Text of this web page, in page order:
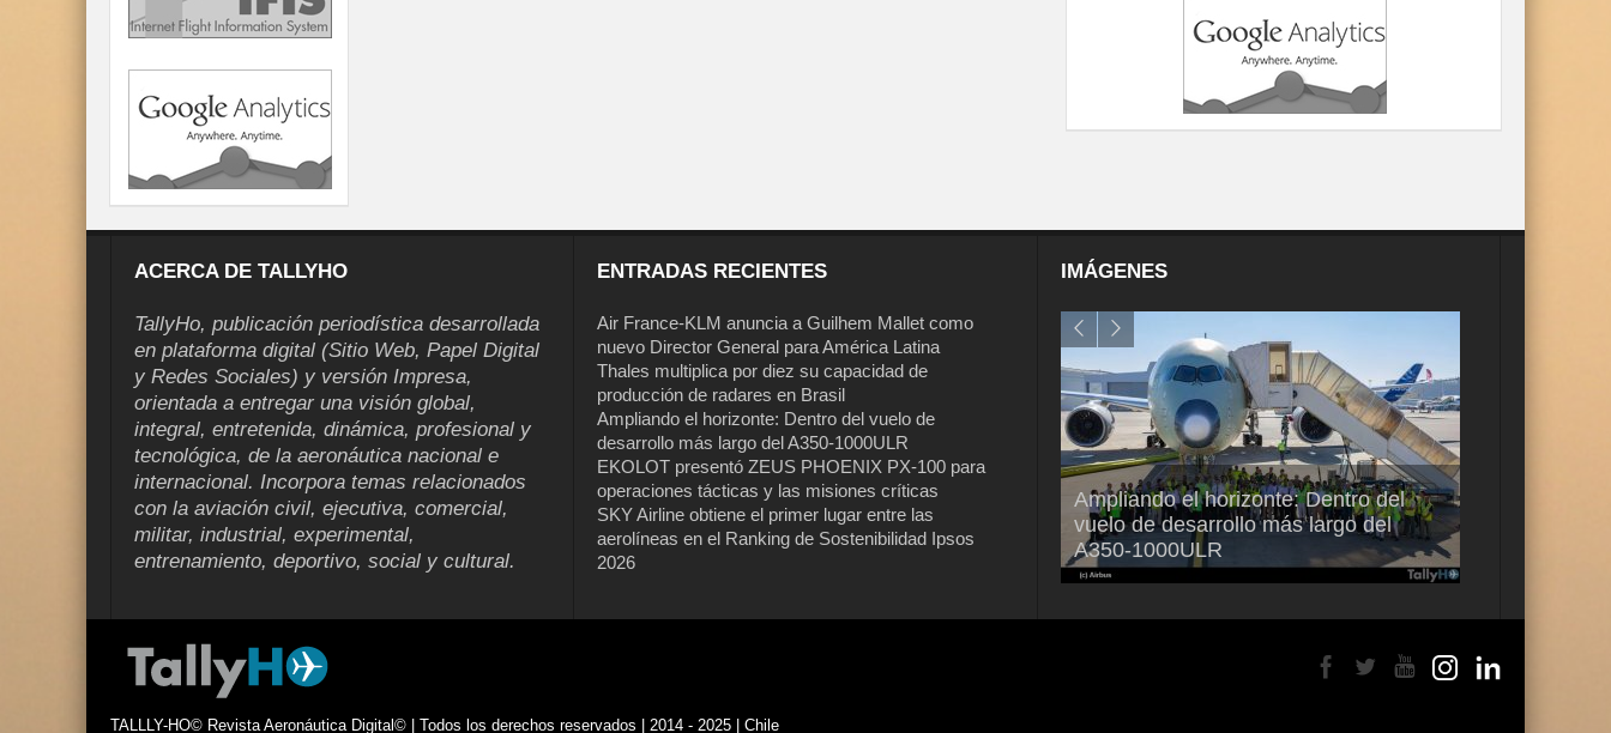
ACERCA DE TALLYHO
TallyHo, publicación periodística desarrollada
en plataforma digital (Sitio Web, Papel Digital
y Redes Sociales) y versión Impresa,
orientada a entregar una visión global,
integral, entretenida, dinámica, profesional y
tecnológica, de la aeronáutica nacional e
internacional. Incorpora temas relacionados
con la aviación civil, ejecutiva, comercial,
militar, industrial, experimental,
entrenamiento, deportivo, social y cultural.
ENTRADAS RECIENTES
Air France-KLM anuncia a Guilhem Mallet como
nuevo Director General para América Latina
Thales multiplica por diez su capacidad de
producción de radares en Brasil
Ampliando el horizonte: Dentro del vuelo de
desarrollo más largo del A350-1000ULR
EKOLOT presentó ZEUS PHOENIX PX-100 para
operaciones tácticas y las misiones críticas
SKY Airline obtiene el primer lugar entre las
aerolíneas en el Ranking de Sostenibilidad Ipsos
2026
IMÁGENES
Air France-KLM anuncia a Guilhem
Mallet como nuevo Director General
para América Latina
Thales multiplica por diez su
capacidad de producción de radares
en Brasil
Ampliando el horizonte: Dentro del
vuelo de desarrollo más largo del
A350-1000ULR
TALLLY-HO© Revista Aeronáutica Digital© | Todos los derechos reservados | 2014 - 2025 | Chile